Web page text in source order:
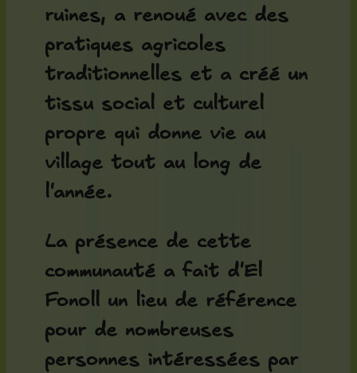
ruines, a renoué avec des
pratiques agricoles
traditionnelles et a créé un
tissu social et culturel
propre qui donne vie au
village tout au long de
l'année.
La présence de cette
communauté a fait d'El
Fonoll un lieu de référence
pour de nombreuses
personnes intéressées par